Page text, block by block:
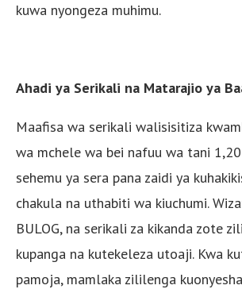
kuwa nyongeza muhimu.
Ahadi ya Serikali na Matarajio ya
Maafisa wa serikali walisisitiza
wa mchele wa bei nafuu wa tani
sehemu ya sera pana zaidi ya
chakula na uthabiti wa kiuchumi.
BULOG, na serikali za kikanda zote
kupanga na kutekeleza utoaji. Kwa
pamoja, mamlaka zililenga